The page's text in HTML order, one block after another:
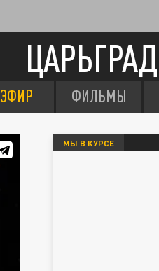
ЦАРЬГРАД
ЭФИР ФИЛЬМЫ
МЫ В КУРСЕ